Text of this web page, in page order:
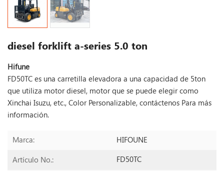
diesel forklift a-series 5.0 ton
Hifune
FD50TC es una carretilla elevadora a una capacidad de 5ton
que utiliza motor diesel, motor que se puede elegir como
Xinchai Isuzu, etc., Color Personalizable, contáctenos Para más
información.
Marca: HIFOUNE
Artículo No.: FD50TC